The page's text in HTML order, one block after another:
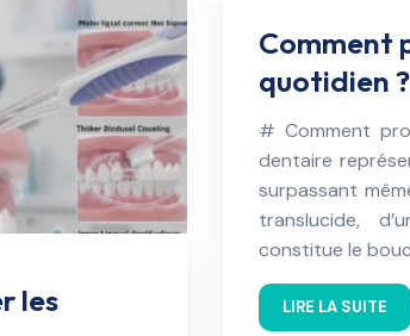
les
Comment
quotidien ?
# Comment
dentaire
surpassant
translucide,
constitue le
LIRE LA SUITE